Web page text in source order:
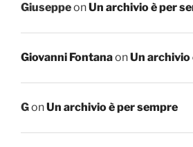
GiuseppeonUn archivio è per
Giovanni FontanaonUn archivio
GonUn archivio è per sempre